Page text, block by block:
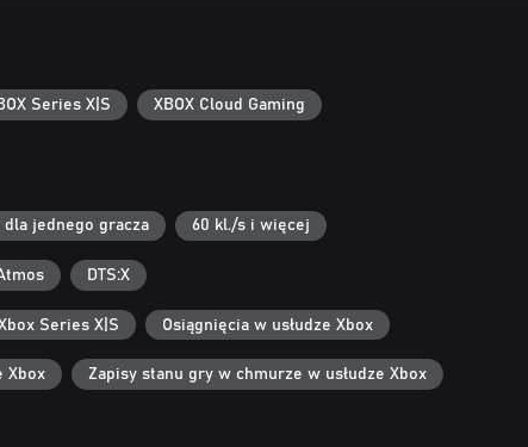
Series X|S XBOX Cloud Gaming
dla jednego gracza 60 kl./s i więcej
DTS:X
Series X|S Osiągnięcia w usłudze Xbox
Xbox Zapisy stanu gry w chmurze w usłudze Xbox